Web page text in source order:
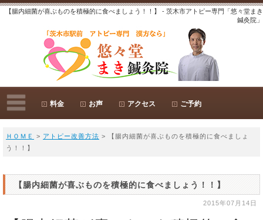
【腸内細菌が喜ぶものを積極的に食べましょう！！】 - 茨木市アトピー専門「悠々堂まき
鍼灸院」
料金 お声 アクセス ご予約
ＨＯＭＥ > アトピー改善方法 > 【腸内細菌が喜ぶものを積極的に食べましょ
う！！】
【腸内細菌が喜ぶものを積極的に食べましょう！！】
2015年07月14日